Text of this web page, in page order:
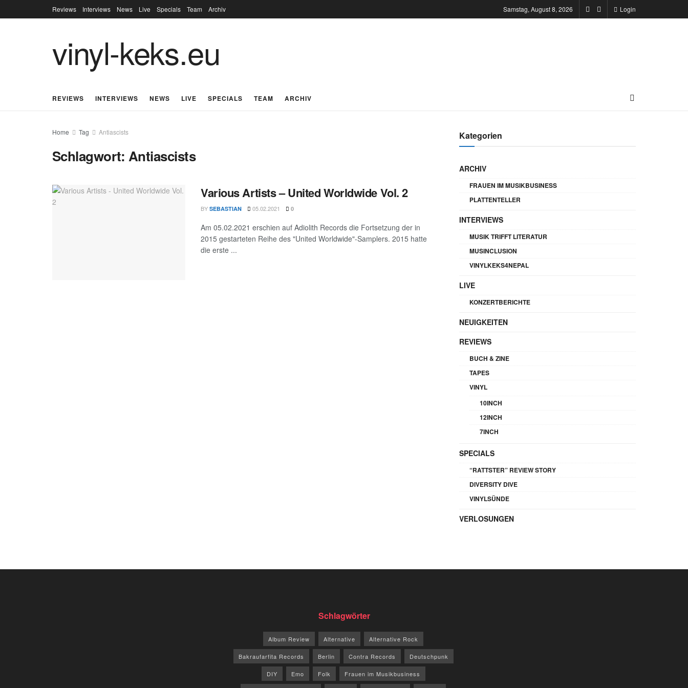
Reviews Interviews News Live Specials Team Archiv Samstag, August 8, 2026 Login
vinyl-keks.eu
REVIEWS INTERVIEWS NEWS LIVE SPECIALS TEAM ARCHIV
Home Tag Antiascists
Schlagwort: Antiascists
Various Artists – United Worldwide Vol. 2
BY SEBASTIAN 05.02.2021 0
Am 05.02.2021 erschien auf Adiolith Records die Fortsetzung der in
2015 gestarteten Reihe des "United Worldwide"-Samplers. 2015 hatte
die erste ...
Kategorien
ARCHIV
FRAUEN IM MUSIKBUSINESS
PLATTENTELLER
INTERVIEWS
MUSIK TRIFFT LITERATUR
MUSINCLUSION
VINYLKEKS4NEPAL
LIVE
KONZERTBERICHTE
NEUIGKEITEN
REVIEWS
BUCH & ZINE
TAPES
VINYL
10INCH
12INCH
7INCH
SPECIALS
“RATTSTER” REVIEW STORY
DIVERSITY DIVE
VINYLSÜNDE
VERLOSUNGEN
Schlagwörter
Album Review Alternative Alternative Rock
Bakraufarfita Records Berlin Contra Records Deutschpunk
DIY Emo Folk Frauen im Musikbusiness